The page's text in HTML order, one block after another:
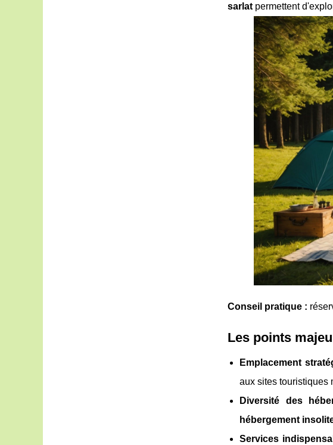
sarlat permettent
Conseil pratique :
Les points
Emplacement
aux sites touristiques
Diversité des
hébergement
Services